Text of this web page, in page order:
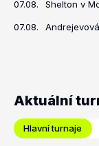
07.08. Shelton v
07.08.
Aktuální
Hlavní turnaje